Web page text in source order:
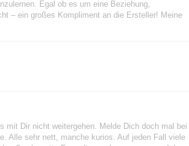
Egal ob es um eine Beziehung,
– ein großes Kompliment an die Ersteller! Meine
mit Dir nicht weitergehen. Melde Dich doch mal bei
Alle sehr nett, manche kurios. Auf jeden Fall viele